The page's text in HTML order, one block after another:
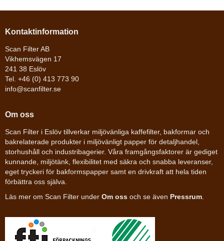
Kontaktinformation
Scan Filter AB
Vikhemsvägen 17
241 38 Eslöv
Tel. +46 (0) 413 773 90
info@scanfilter.se
Om oss
Scan Filter i Eslöv tillverkar miljövänliga kaffefilter, bakformar och
bakrelaterade produkter i miljövänligt papper för detaljhandel,
storhushåll och industribagerier. Våra framgångsfaktorer är gediget
kunnande, miljötänk, flexibilitet med säkra och snabba leveranser,
eget tryckeri för bakformspapper samt en drivkraft att hela tiden
förbättra oss själva.
Läs mer om Scan Filter under Om oss och se även Pressrum